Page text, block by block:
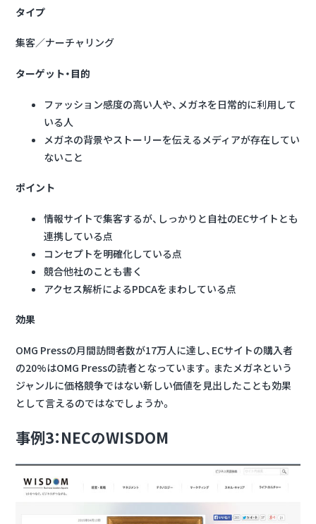
タイプ
集客／ナーチャリング
ターゲット・目的
ファッション感度の高い人や、メガネを日常的に利用して
いる人
メガネの背景やストーリーを伝えるメディアが存在してい
ないこと
ポイント
情報サイトで集客するが、しっかりと自社のECサイトとも
連携している点
コンセプトを明確化している点
競合他社のことも書く
アクセス解析によるPDCAをまわしている点
効果
OMG Pressの月間訪問者数が17万人に達し、 ECサイトの購入者
の20%はOMG Pressの読者となっています。またメガネという
ジャンルに価格競争ではない新しい価値を見出したことも効果
として言えるのではなでしょうか。
事例3：NECのWISDOM